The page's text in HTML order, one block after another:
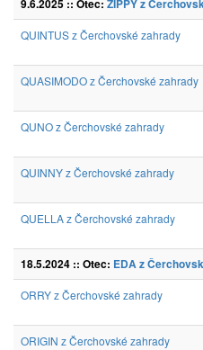
9.6.2025 :: Otec: ZIPPY z
QUINTUS z Čerchovské zahrady
QUASIMODO z Čerchovské zahrady
QUNO z Čerchovské zahrady
QUINNY z Čerchovské zahrady
QUELLA z Čerchovské zahrady
18.5.2024 :: Otec: EDA z
ORRY z Čerchovské zahrady
ORIGIN z Čerchovské zahrady